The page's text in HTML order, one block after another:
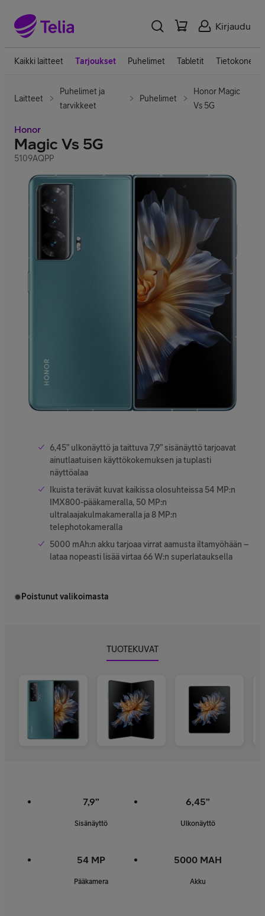
Kirjaudu
Kaikki laitteet Tarjoukset Puhelimet Tabletit Tietokoneet
Laitteet
Puhelimet ja
tarvikkeet
Puhelimet
Honor Magic
Vs 5G
Honor
Magic Vs 5G
5109AQPP
6,45” ulkonäyttö ja taittuva 7,9” sisänäyttö tarjoavat
ainutlaatuisen käyttökokemuksen ja tuplasti
näyttöalaa
Ikuista terävät kuvat kaikissa olosuhteissa 54 MP:n
IMX800-pääkameralla, 50 MP:n
ultralaajakulmakameralla ja 8 MP:n
telephotokameralla
5000 mAh:n akku tarjoaa virrat aamusta iltamyöhään –
lataa nopeasti lisää virtaa 66 W:n superlatauksella
Poistunut valikoimasta
TUOTEKUVAT
7,9”
Sisänäyttö
6,45”
Ulkonäyttö
54 MP
Pääkamera
5000 MAH
Akku